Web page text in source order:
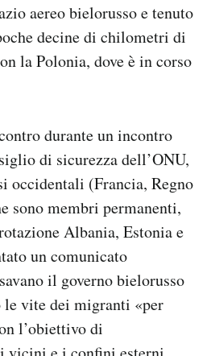
aereo bielorusso e tenuto
decine di chilometri di
la Polonia, dove è in corso
durante un incontro
di sicurezza dell’ONU,
occidentali (Francia, Regno
sono membri permanenti,
Albania, Estonia e
un comunicato
il governo bielorusso
vite dei migranti «per
l’obiettivo di